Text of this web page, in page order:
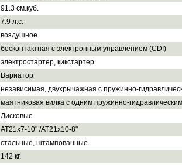
91.3 см.куб.
7.9 л.с.
воздушное
бесконтактная с электронным управлением (CDI)
электростартер, кикстартер
Вариатор
независимая, двухрычажная с пружинно-
маятниковая вилка с одним пружинно-
Дисковые
AT21х7-10" /AT21х10-8"
стальные, штампованные
142 кг.